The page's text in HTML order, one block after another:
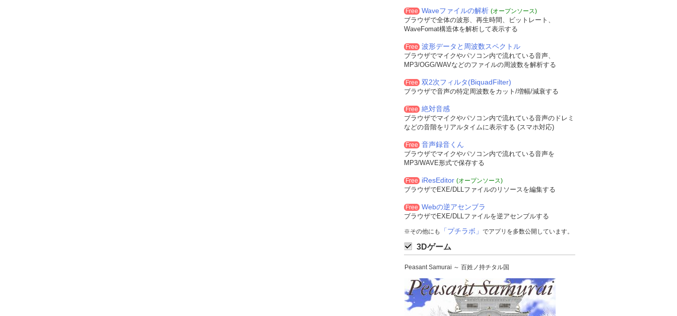
Free Waveファイルの解析 (オープンソース)
ブラウザで全体の波形、再生時間、ビットレート、
WaveFomat構造体を解析して表示する
Free 波形データと周波数スペクトル
ブラウザでマイクやパソコン内で流れている音声、
MP3/OGG/WAVなどのファイルの周波数を解析する
Free 双2次フィルタ(BiquadFilter)
ブラウザで音声の特定周波数をカット/増幅/減衰する
Free 絶対音感
ブラウザでマイクやパソコン内で流れている音声のドレミ
などの音階をリアルタイムに表示する (スマホ対応)
Free 音声録音くん
ブラウザでマイクやパソコン内で流れている音声を
MP3/WAVE形式で保存する
Free iResEditor (オープンソース)
ブラウザでEXE/DLLファイルのリソースを編集する
Free Webの逆アセンブラ
ブラウザでEXE/DLLファイルを逆アセンブルする
※その他にも 「プチラボ」 でアプリを多数公開しています。
3Dゲーム
Peasant Samurai ～ 百姓ノ持チタル国